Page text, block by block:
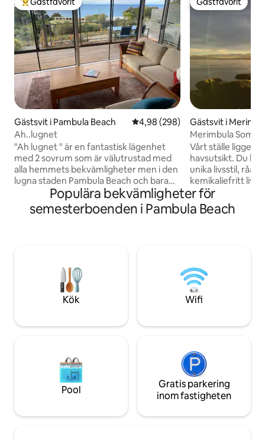
Populär gästfavorit
Gästsvit i Pambula Beach 4,98 av 5 i genomsnittligt
4,98 (298)
Ah..lugnet
"Ah lugnet " är en fantastisk lägenhet
med 2 sovrum som är välutrustad med
alla hemmets bekvämligheter men i den
lugna staden Pambula Beach och bara
några minuters promenad till den orörda
floden,surfing eller utsikt över
huvudstaden.En kort bilresa till
sovrum eller välj din aktivitet (
valskådning, golf , vandringar , surfing,
fisk , fågelklocka,kajak, läs ,koppla av
eller smutta på en🍾🐬🏄🏽 härlig vino ♀️🍺
Gästfavorit
Gästsvit i
Merimbula
extraordinär
Vårt ställe ligger
havsutsikt. Du
unika livsstil, råa,
kemikaliefritt liv
En kort
stranden/
och
Vi erbjuder gratis
Thermomix (TM7
tillgänglig för
vistelse.
Populära bekvämligheter för
semesterboenden i Pambula Beach
Kök Wifi
Pool
Gratis parkering
inom fastigheten